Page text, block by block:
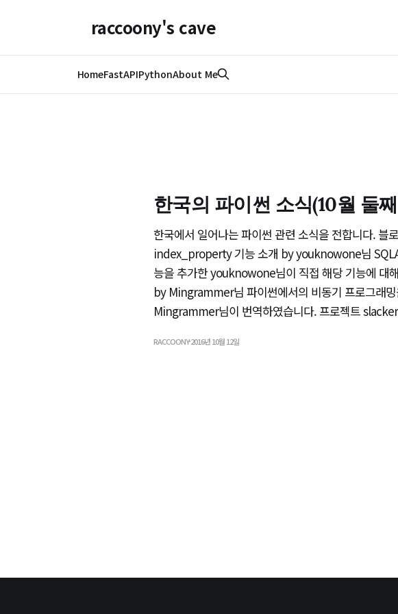
raccoony's cave
HomeFastAPIPythonAbout Me
한국의 파이썬 소식(10월 둘
한국에서 일어나는 파이썬 관련 소식을 전합니다. 블
index_property 기능 소개 by youknowone님
능을 추가한 youknowone님이 직접 해당 기능에 대
by Mingrammer님 파이썬에서의 비동기 프로그래
Mingrammer님이 번역하였습니다. 프로젝트
RACCOONY2016년 10월 12일